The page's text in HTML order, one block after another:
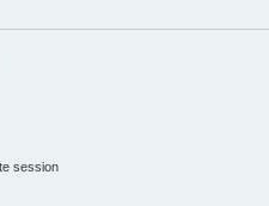
session